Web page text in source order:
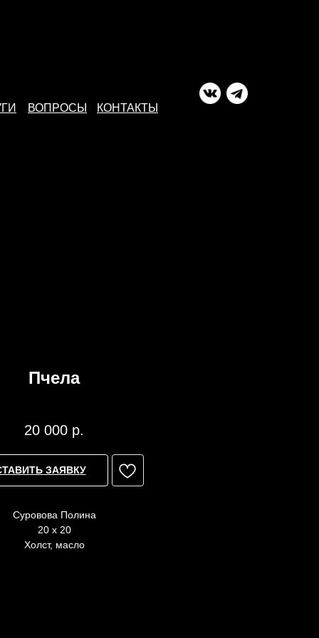
КОНТАКТЫ
ВОПРОСЫ
Пчела
20 000 р.
ЗАЯВКУ
Суровова Полина
20 x 20
Холст, масло